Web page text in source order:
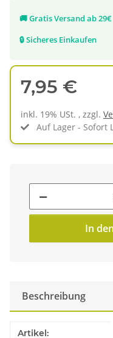
🚚Gratis Versand ab 29€
🔒Sicheres Einkaufen
7,95 €
inkl. 19% USt. , zzgl.
Auf Lager - Sofort
In
Beschreibung
Produkteigenschaft
Wert
Artikel: